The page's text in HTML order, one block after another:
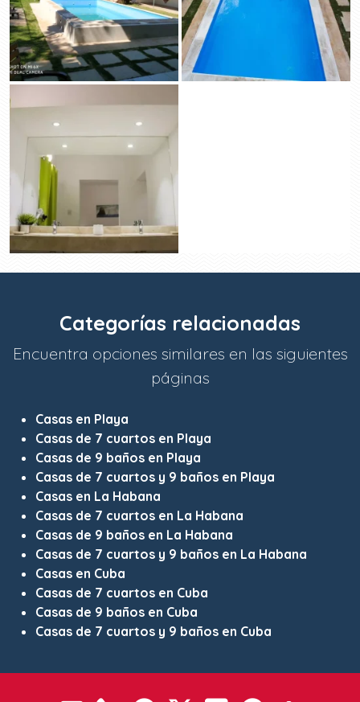
Categorías relacionadas
Encuentra opciones similares en las siguientes
páginas
Casas en Playa
Casas de 7 cuartos en Playa
Casas de 9 baños en Playa
Casas de 7 cuartos y 9 baños en Playa
Casas en La Habana
Casas de 7 cuartos en La Habana
Casas de 9 baños en La Habana
Casas de 7 cuartos y 9 baños en La Habana
Casas en Cuba
Casas de 7 cuartos en Cuba
Casas de 9 baños en Cuba
Casas de 7 cuartos y 9 baños en Cuba